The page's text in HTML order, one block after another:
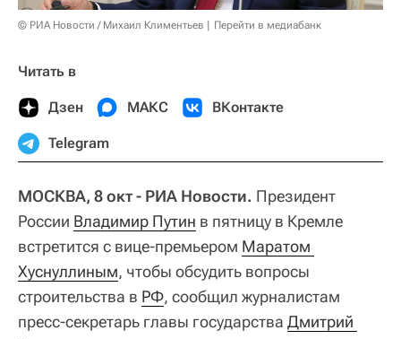
© РИА Новости / Михаил Климентьев Перейти в медиабанк
Читать в
Дзен МАКС ВКонтакте
Telegram
МОСКВА, 8 окт - РИА Новости. Президент
России Владимир Путин в пятницу в Кремле
встретится с вице-премьером Маратом
Хуснуллиным, чтобы обсудить вопросы
строительства в РФ, сообщил журналистам
пресс-секретарь главы государства Дмитрий